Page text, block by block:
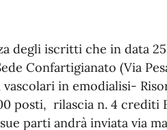
degli iscritti che in data
Confartigianato (Via
in emodialisi-
posti, rilascia n. 4 crediti
parti andrà inviata via